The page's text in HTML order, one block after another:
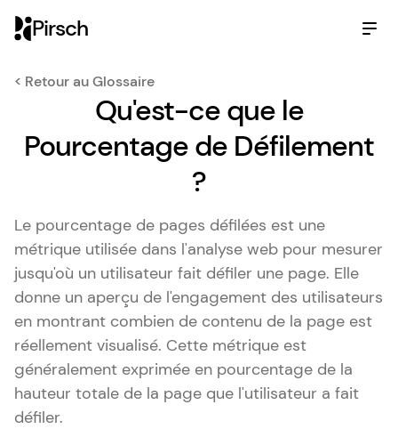
Pirsch
< Retour au Glossaire
Qu'est-ce que le
Pourcentage de Défilement
?
Le pourcentage de pages défilées est une
métrique utilisée dans l'analyse web pour mesurer
jusqu'où un utilisateur fait défiler une page. Elle
donne un aperçu de l'engagement des utilisateurs
en montrant combien de contenu de la page est
réellement visualisé. Cette métrique est
généralement exprimée en pourcentage de la
hauteur totale de la page que l'utilisateur a fait
défiler.